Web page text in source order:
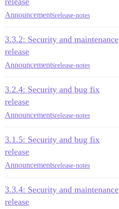
Announcementsrelease-notes
3.3.2: Security and maintenance
release
Announcementsrelease-notes
3.2.4: Security and bug fix
release
Announcementsrelease-notes
3.1.5: Security and bug fix
release
Announcementsrelease-notes
3.3.4: Security and maintenance
release